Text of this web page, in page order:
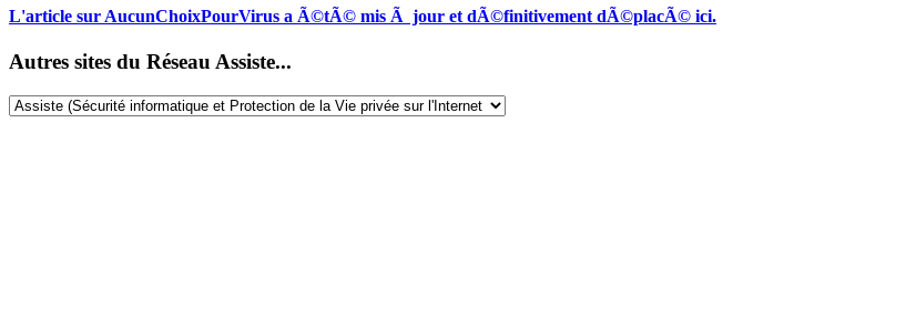
L'article sur AucunChoixPourVirus a Ã©tÃ© mis Ã jour et dÃ©finitivement dÃ©placÃ© ici.
Autres sites du Réseau Assiste...